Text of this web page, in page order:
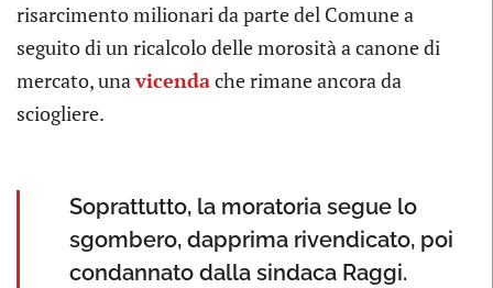
risarcimento milionari da parte del Comune a
seguito di un ricalcolo delle morosità a canone di
mercato, unavicendache rimane ancora da
sciogliere.
Soprattutto, la moratoria segue lo
sgombero, dapprima rivendicato, poi
condannato dalla sindaca Raggi.